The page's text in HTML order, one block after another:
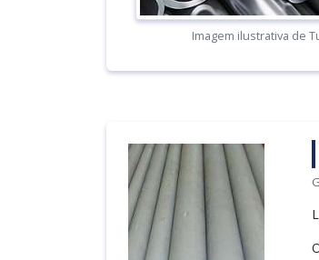
Imagem ilustrativa de